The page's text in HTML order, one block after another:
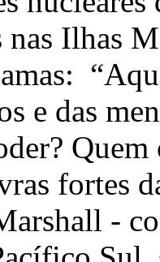
nas Ilhas
e das
fortes
-